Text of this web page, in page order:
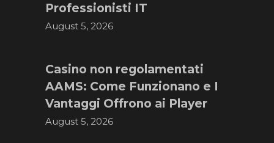
Professionisti IT
August 5, 2026
Casino non regolamentati
AAMS: Come Funzionano e I
Vantaggi Offrono ai Player
August 5, 2026